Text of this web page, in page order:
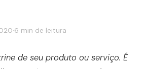
·6 min de leitura
de seu produto ou serviço. É